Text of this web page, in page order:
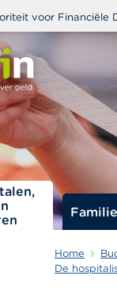
voor Financiële
Familie
Home
De